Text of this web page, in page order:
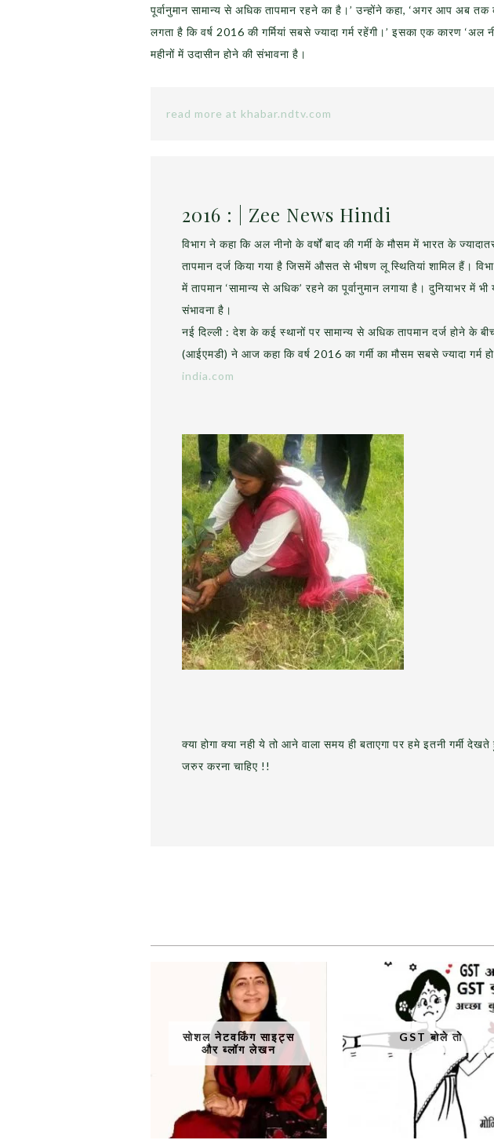
पूर्वानुमान सामान्य से अधिक तापमान रहने का है।’ उन्होंने कहा, ‘अगर आप अब तक
लगता है कि वर्ष 2016 की गर्मियां सबसे ज्यादा गर्म रहेंगी।’ इसका एक कारण ‘अल
महीनों में उदासीन होने की संभावना है।
read more at khabar.ndtv.com
2016 : | Zee News Hindi
विभाग ने कहा कि अल नीनो के वर्षों बाद की गर्मी के मौसम में भारत के
तापमान दर्ज किया गया है जिसमें औसत से भीषण लू स्थितियां शामिल हैं।
में तापमान ‘सामान्य से अधिक’ रहने का पूर्वानुमान लगाया है। दुनियाभर में
संभावना है।
नई दिल्ली : देश के कई स्थानों पर सामान्य से अधिक तापमान दर्ज होने के बीच
(आईएमडी) ने आज कहा कि वर्ष 2016 का गर्मी का मौसम सबसे ज्यादा गर्म
india.com
क्या होगा क्या नही ये तो आने वाला समय ही बताएगा पर हमे इतनी गर्मी
जरुर करना चाहिए !!
GST बोले तो
सोशल नेटवर्किंग साइट्स
और ब्लॉग लेखन